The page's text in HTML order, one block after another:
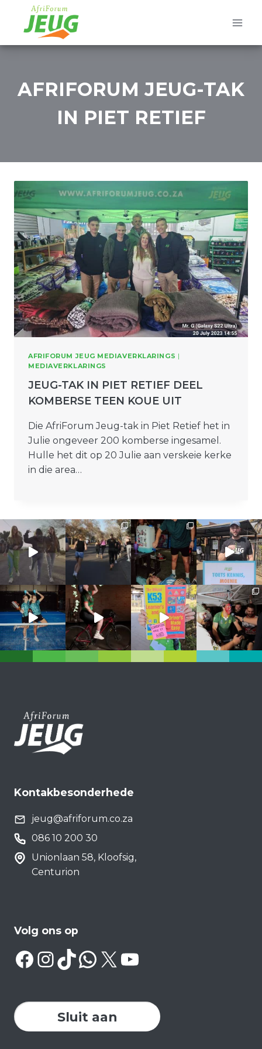
content
AFRIFORUM JEUG-TAK
IN PIET RETIEF
AFRIFORUM JEUG MEDIAVERKLARINGS |
MEDIAVERKLARINGS
JEUG-TAK IN PIET RETIEF DEEL
KOMBERSE TEEN KOUE UIT
Die AfriForum Jeug-tak in Piet Retief het in
Julie ongeveer 200 komberse ingesamel.
Hulle het dit op 20 Julie aan verskeie kerke
in die area…
Kontakbesonderhede
jeug@afriforum.co.za
086 10 200 30
Unionlaan 58, Kloofsig,
Centurion
Volg ons op
Facebook
Instagram
TikTok
WhatsApp
X YouTube
Sluit aan